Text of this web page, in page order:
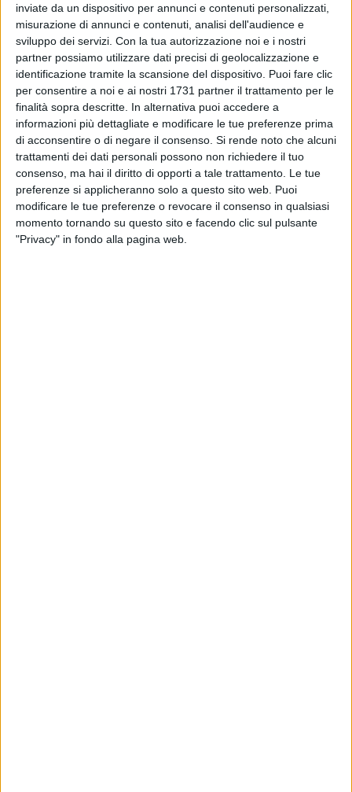
inviate da un dispositivo per annunci e contenuti personalizzati,
misurazione di annunci e contenuti, analisi dell'audience e
sviluppo dei servizi. Con la tua autorizzazione noi e i nostri
partner possiamo utilizzare dati precisi di geolocalizzazione e
identificazione tramite la scansione del dispositivo. Puoi fare clic
per consentire a noi e ai nostri 1731 partner il trattamento per le
finalità sopra descritte. In alternativa puoi accedere a
informazioni più dettagliate e modificare le tue preferenze prima
di acconsentire o di negare il consenso. Si rende noto che alcuni
trattamenti dei dati personali possono non richiedere il tuo
consenso, ma hai il diritto di opporti a tale trattamento. Le tue
preferenze si applicheranno solo a questo sito web. Puoi
modificare le tue preferenze o revocare il consenso in qualsiasi
momento tornando su questo sito e facendo clic sul pulsante
"Privacy" in fondo alla pagina web.
BITONTO - 29 SETTEMBRE 2021
Dal 4 ottobre ricomincia il servizio di trasporto
pubblico scolastico
BITONTO - 26 SETTEMBRE 2021
Al via il trasporto scolastico per gli studenti
diversamente abili
BITONTO - 16 SETTEMBRE 2021
Gli auguri del sindaco di Bitonto agli alunni
BITONTO - 13 SETTEMBRE 2021
Arriva il tradizionale messaggio augurale per il